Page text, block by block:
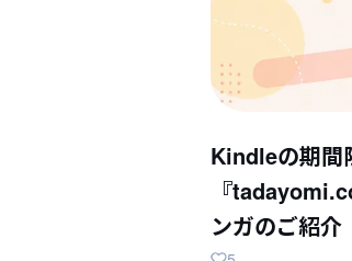
Kindleの期間
『
ンガのご紹介